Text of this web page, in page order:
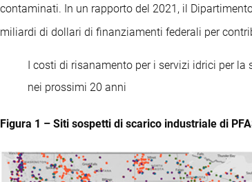
contaminati. In un rapporto del 2021, il
miliardi di dollari di finanziamenti federali per
I costi di risanamento per i servizi idrici per
nei prossimi 20 anni
Figura 1 – Siti sospetti di scarico industriale di